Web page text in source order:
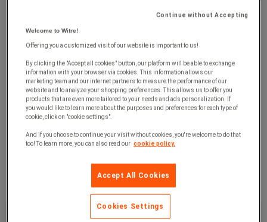
15.260,00 kru. moms
Continue without Accepting
Welcome to Witre!
Offering you a customized visit of our website is important to us!
By clicking the "Accept all cookies" button, our platform will be able to exchange
information with your browser via cookies. This information allows our
marketing team and our internet partners to measure the performance of our
website and to analyze your shopping preferences. This allows us to offer you
products that are even more tailored to your needs and ads personalization. If
you would like to learn more about the purposes and preferences for each type of
cookie, click on "cookie settings".
And if you choose to continue your visit without cookies, you're welcome to do that
too! To learn more, you can also read our cookie policy.
Accept All Cookies
Cookies Settings